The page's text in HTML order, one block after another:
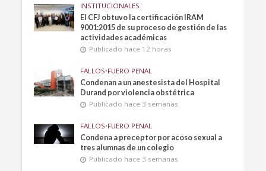
INSTITUCIONALES
El CFJ obtuvo la certificación IRAM
9001:2015 de su proceso de gestión de las
actividades académicas
Publicado hace 12 horas
FALLOS•FUERO PENAL
Condenan a un anestesista del Hospital
Durand por violencia obstétrica
Publicado hace 3 semanas
FALLOS•FUERO PENAL
Condena a preceptor por acoso sexual a
tres alumnas de un colegio
Publicado hace 3 semanas